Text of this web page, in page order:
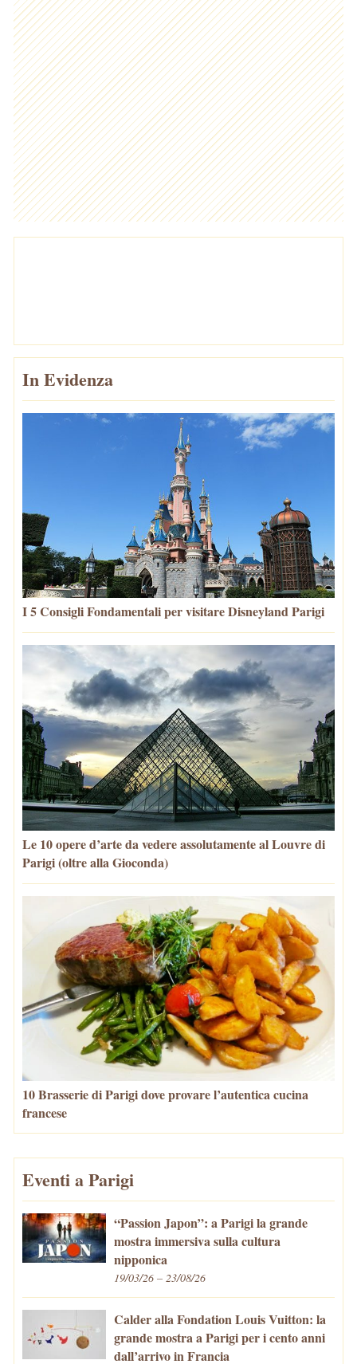
In Evidenza
I 5 Consigli Fondamentali per visitare Disneyland Parigi
Le 10 opere d’arte da vedere assolutamente al Louvre di
Parigi (oltre alla Gioconda)
10 Brasserie di Parigi dove provare l’autentica cucina
francese
Eventi a Parigi
“Passion Japon”: a Parigi la grande
mostra immersiva sulla cultura
nipponica
19/03/26 – 23/08/26
Calder alla Fondation Louis Vuitton: la
grande mostra a Parigi per i cento anni
dall’arrivo in Francia